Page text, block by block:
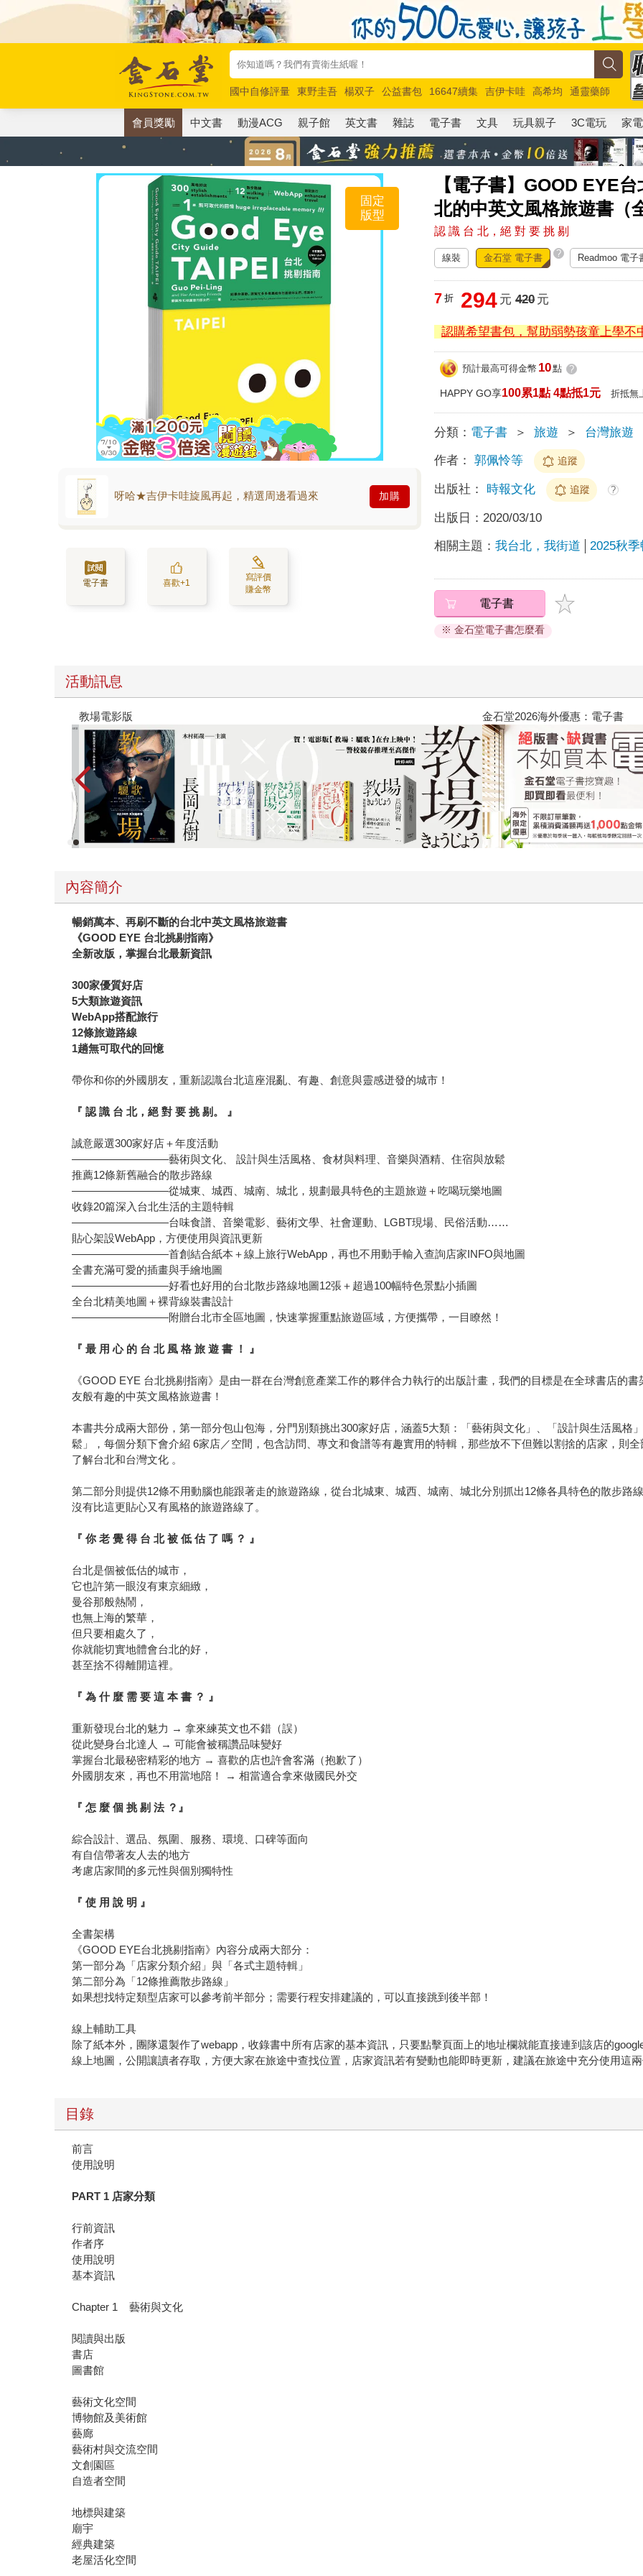
國中自修評量 東野圭吾 楊双子 公益書包 16647續集 吉伊卡哇 高希均
通靈藥師
唯紅花綻放
奧德賽 路邊攤新作 馬斯克 玩具總動員5 超慢跑
會員獎勵 中文書 動漫ACG 親子館 英文書 雜誌 電子書 文具 玩具親子 3C電玩 家電
【電子書】GOOD EYE
北的中英文風格旅遊書（
認 識 台 北，絕 對 要 挑 剔
固定
版型
呀哈★吉伊卡哇旋風再起，精選周邊看過來 加購
電子書 喜歡+1
寫評價
賺金幣
線裝 金石堂 電子書 ? Readmoo 電子
7 折 294 元 420元
認購希望書包，幫助弱勢孩童上學不
預計最高可得金幣 10點 ?
HAPPY GO享100累1點 4點抵1元 折抵無
分類： 電子書 ＞ 旅遊 ＞ 台灣旅遊
作者： 郭佩怜等 追蹤
出版社： 時報文化 追蹤 ?
出版日： 2020/03/10
相關主題：我台北，我街道 2025秋
電子書
※ 金石堂電子書怎麼看
活動訊息
時報經典展69折起 黃色書刊回來了！一起走進他
內容簡介
暢銷萬本、再刷不斷的台北中英文風格旅遊書
《GOOD EYE 台北挑剔指南》
全新改版，掌握台北最新資訊
300家優質好店
5大類旅遊資訊
WebApp搭配旅行
12條旅遊路線
1趟無可取代的回憶
帶你和你的外國朋友，重新認識台北這座混亂、有趣、創意與靈感迸發的城市！
『 認 識 台 北，絕 對 要 挑 剔。 』
誠意嚴選300家好店＋年度活動
—————————藝術與文化、 設計與生活風格、食材與料理、音樂與酒精、住宿與放鬆
推薦12條新舊融合的散步路線
—————————從城東、城西、城南、城北，規劃最具特色的主題旅遊＋吃喝玩樂地圖
收錄20篇深入台北生活的主題特輯
—————————台味食譜、音樂電影、藝術文學、社會運動、LGBT現場、民俗活動……
貼心架設WebApp，方便使用與資訊更新
—————————首創結合紙本＋線上旅行WebApp，再也不用動手輸入查詢店家INFO與地圖
全書充滿可愛的插畫與手繪地圖
—————————好看也好用的台北散步路線地圖12張＋超過100幅特色景點小插圖
全台北精美地圖＋裸背線裝書設計
—————————附贈台北市全區地圖，快速掌握重點旅遊區域，方便攜帶，一目瞭然！
『 最 用 心 的 台 北 風 格 旅 遊 書 ！ 』
《GOOD EYE 台北挑剔指南》是由一群在台灣創意產業工作的夥伴合力執行的出版計畫，我們的目標是在全球書店的
友般有趣的中英文風格旅遊書！
本書共分成兩大部份，第一部分包山包海，分門別類挑出300家好店，涵蓋5大類：「藝術與文化」、「設計與生活風格
鬆」，每個分類下會介紹 6家店／空間，包含訪問、專文和食譜等有趣實用的特輯，那些放不下但難以割捨的店家，則
了解台北和台灣文化 。
第二部分則提供12條不用動腦也能跟著走的旅遊路線，從台北城東、城西、城南、城北分別抓出12條各具特色的散步路
沒有比這更貼心又有風格的旅遊路線了。
『 你 老 覺 得 台 北 被 低 估 了 嗎 ？ 』
台北是個被低估的城市，
它也許第一眼沒有東京細緻，
曼谷那般熱鬧，
也無上海的繁華，
但只要相處久了，
你就能切實地體會台北的好，
甚至捨不得離開這裡。
『 為 什 麼 需 要 這 本 書 ？ 』
重新發現台北的魅力 → 拿來練英文也不錯（誤）
從此變身台北達人 → 可能會被稱讚品味變好
掌握台北最秘密精彩的地方 → 喜歡的店也許會客滿（抱歉了）
外國朋友來，再也不用當地陪！ → 相當適合拿來做國民外交
『 怎 麼 個 挑 剔 法 ？』
綜合設計、選品、氛圍、服務、環境、口碑等面向
有自信帶著友人去的地方
考慮店家間的多元性與個別獨特性
『 使 用 說 明 』
全書架構
《GOOD EYE台北挑剔指南》內容分成兩大部分：
第一部分為「店家分類介紹」與「各式主題特輯」
第二部分為「12條推薦散步路線」
如果想找特定類型店家可以參考前半部分；需要行程安排建議的，可以直接跳到後半部！
線上輔助工具
除了紙本外，團隊還製作了webapp，收錄書中所有店家的基本資訊，只要點擊頁面上的地址欄就能直接連到該店的
線上地圖，公開讓讀者存取，方便大家在旅途中查找位置，店家資訊若有變動也能即時更新，建議在旅途中充分使用這
目錄
前言
使用說明
PART 1 店家分類
行前資訊
作者序
使用說明
基本資訊
Chapter 1 藝術與文化
閱讀與出版
書店
圖書館
藝術文化空間
博物館及美術館
藝廊
藝術村與交流空間
文創園區
自造者空間
地標與建築
廟宇
經典建築
老屋活化空間